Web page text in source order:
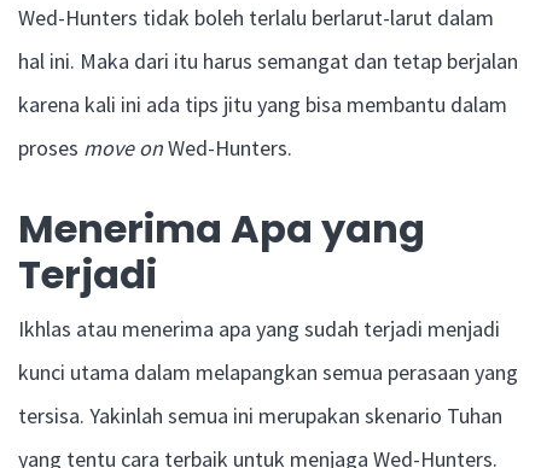
Wed-Hunters tidak boleh terlalu berlarut-larut dalam
hal ini. Maka dari itu harus semangat dan tetap berjalan
karena kali ini ada tips jitu yang bisa membantu dalam
proses move onWed-Hunters.
Menerima Apa yang
Terjadi
Ikhlas atau menerima apa yang sudah terjadi menjadi
kunci utama dalam melapangkan semua perasaan yang
tersisa. Yakinlah semua ini merupakan skenario Tuhan
yang tentu cara terbaik untuk menjaga Wed-Hunters.